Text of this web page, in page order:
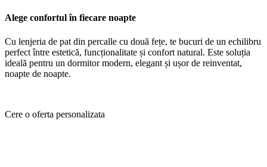
Alege confortul în fiecare noapte
Cu lenjeria de pat din percalle cu două fețe, te bucuri de un echilibru
perfect între estetică, funcționalitate și confort natural. Este soluția
ideală pentru un dormitor modern, elegant și ușor de reinventat,
noapte de noapte.
Cere o oferta personalizata